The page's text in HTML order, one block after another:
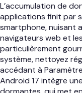
L’accumulation de
applications finit par
smartphone, nuisant
navigateurs web et
particulièrement
système, nettoyez
accédant à
Android 17 intègre